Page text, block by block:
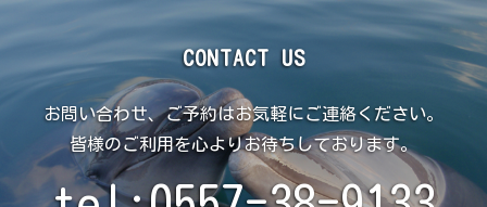
CONTACT US
お問い合わせ、ご予約はお気軽にご連絡ください。
皆様のご利用を心よりお待ちしております。